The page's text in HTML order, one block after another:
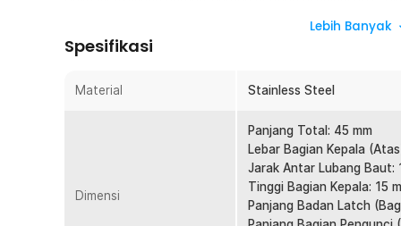
untuk memperkuat kuncian. Dengan alat ini, mengunci
dilakukan dengan aman dan mudah. Terlebih alat ini juga
Kelebihan dari kancing kunci peti adalah kemudahan
Anda hanya perlu menarik tuasnya untuk membuka,
Dengan cara yang mudah, penggunaan peti jadi lebih
Lebih Banyak
Spesifikasi
Material Stainless Steel
Dimensi
Panjang Total: 45 mm
Lebar Bagian Kepala
Jarak Antar Lubang Baut:
Tinggi Bagian Kepala: 15
Panjang Badan Latch